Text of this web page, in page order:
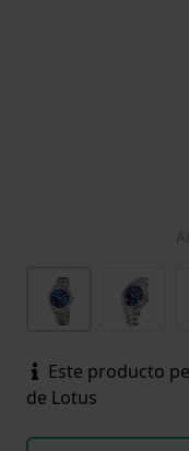
Este producto
de Lotus